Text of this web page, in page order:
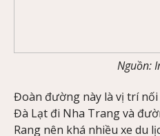
Nguồn:
Đoàn đường này là vị trí
Đà Lạt đi Nha Trang và
Rang nên khá nhiều xe du